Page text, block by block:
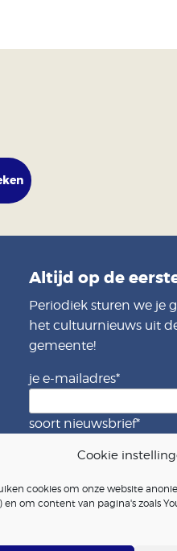
Cookie
cookies om onze website
en om content van pagina's zoals
Altijd op de
Periodiek sturen we je
het cultuurnieuws uit
gemeente!
je e-mailadres*
soort nieuwsbrief*
partners
Meld je nu aan!